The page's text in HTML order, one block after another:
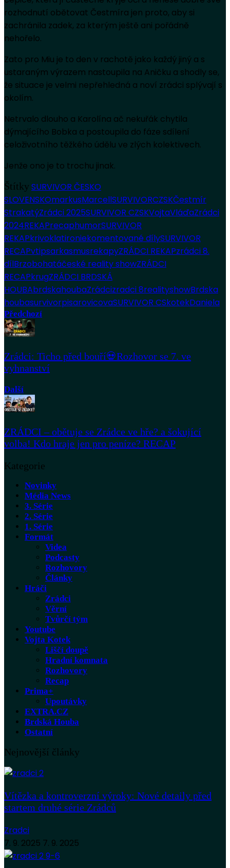
rozhodnutí obětovat Čestmíra jen proto, aby si
zachránila zadek, za kterým ještě ani pořádně
nehořelo.
Zato pro Miu je to den v rachotě jako každý jiný a s
ustaraným výrazem nastoupila na Aničku a shodly se,
že situace je velmi nepřehledná a noví zrádci splývají s
okolím.
Netrvalo dlouho a Karolína ač nekuřák chytila
dýmajícího Bobka a postoupila do fáze sdílení
celoživotního těžkého údělu ve zlých kolektivech.
Jenže ono je to trochu jinak.
Štítky SURVIVOR ČESKO
SLOVENSKOmarkusMarcellSURVIVORCZSKČestmír
StrakatýZrádci 2025SURVIVOR CZSKVojtaVláďaZrádci
2024REKAPrecaphumorSURVIVOR
REKAPkrivoklatironiekomentované dílySURVIVOR
RECAPvtipsarkasmusrekapyZRÁDCI REKAPzrádci 8.
dílBrzobohatáčeské reality showZRÁDCI
RECAPkrugZRÁDCI BRDSKÁ
HOUBAbrdskahoubaZrádcizradci 8realityshowBrdska
houbasurvivorpisarovicovaSURVIVOR CSkotekDaniela
Předchozí
Zrádci: Ticho před bouří💀Rozhovor se 7. ve
vyhnanství
Další
ZRÁDCI – obětuje se Zrádce ve hře? a šokující
volba! Kdo hraje jen pro peníze? RECAP
Kategorie
Novinky
Média News
3. Série
2. Série
1. Série
Formát
Videa
Podcasty
Rozhovory
Články
Hráči
Zrádci
Věrní
Tvůrčí tým
Youtube
Vojta Kotek
Liščí doupě
Hradní komnata
Rozhovory
Recap
Prima+
Upoutávky
EXTRA.CZ
Brdská Houba
Ostatní
Nejnovější články
Vítězka a kontroverzní výroky: Nové detaily před
startem druhé série Zrádců
Zradci
7. 9. 2025 7. 9. 2025